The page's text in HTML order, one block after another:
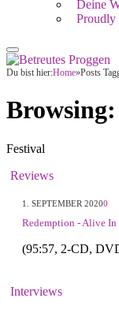
Deine
Proudly
Du bist hier:Home»Posts
Browsing:
Festival
Reviews
1. SEPTEMBER 20200
Redemption - Alive
(95:57, 2-CD,
Interviews